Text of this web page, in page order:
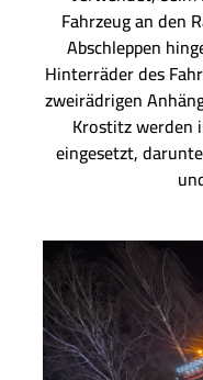
Fahrzeug an den
Abschleppen
Hinterräder des
zweirädrigen
Krostitz werden
eingesetzt,